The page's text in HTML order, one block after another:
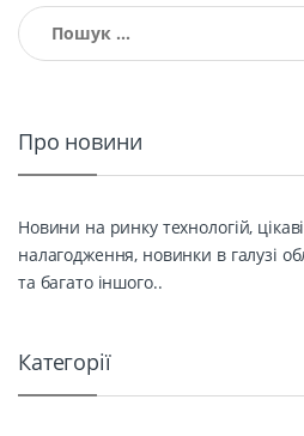
Пошук:
Про новини
Новини на ринку технологій,
налагодження, новинки в галузі
та багато іншого..
Категорії